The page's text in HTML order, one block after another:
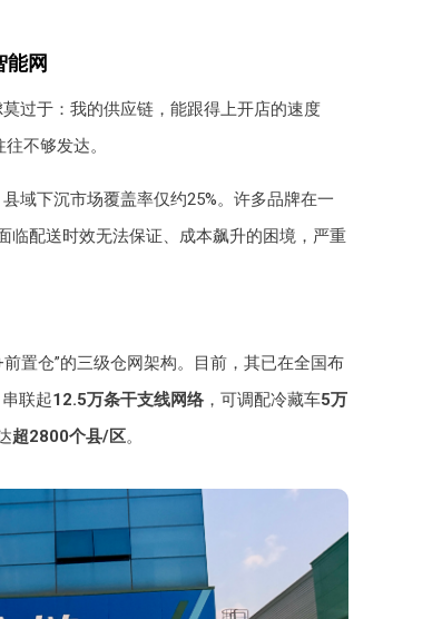
能网
过于：我的供应链，能跟得上开店的速度
不够发达。
域下沉市场覆盖率仅约25%。许多品牌在一
临配送时效无法保证、成本飙升的困境，严重
置仓”的三级仓网架构。目前，其已在全国布
联起12.5万条干支线网络，可调配冷藏车5万
超2800个县/区。